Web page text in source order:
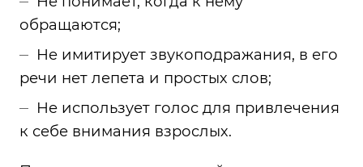
обращаются;
Не имитирует звукоподражания, в его
речи нет лепета и простых слов;
Не использует голос для привлечения
к себе внимания взрослых.